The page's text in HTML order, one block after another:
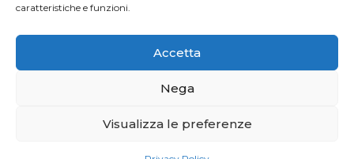
caratteristiche e funzioni.
Accetta
Nega
Visualizza le preferenze
Info Legali
© 2024 Cascina Cuccagna. Tutti i diritti riservati.